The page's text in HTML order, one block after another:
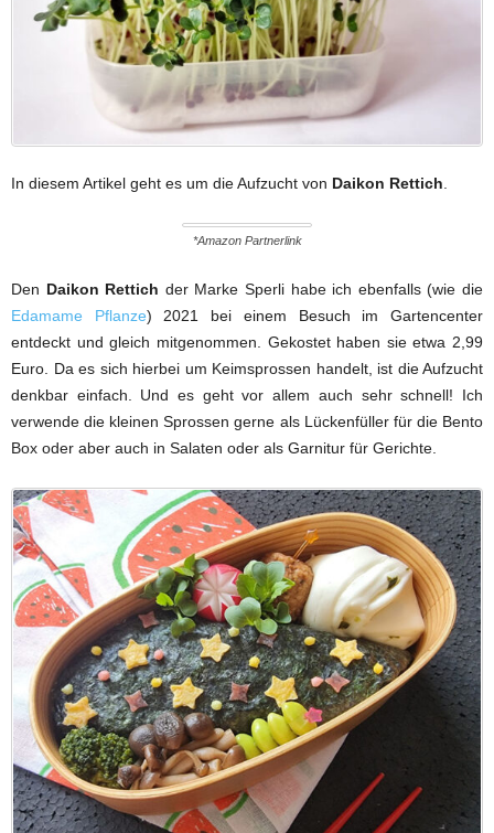
In diesem Artikel geht es um die Aufzucht von Daikon Rettich
*Amazon Partnerlink
Den Daikon Rettich der Marke Sperli habe ich ebenfalls (wie die
Edamame Pflanze) 2021 bei einem Besuch im Gartencenter
entdeckt und gleich mitgenommen. Gekostet haben sie etwa 2,99
Euro. Da es sich hierbei um Keimsprossen handelt, ist die Aufzucht
denkbar einfach. Und es geht vor allem auch sehr schnell! Ich
verwende die kleinen Sprossen gerne als Lückenfüller für die Bento
Box oder aber auch in Salaten oder als Garnitur für Gerichte.